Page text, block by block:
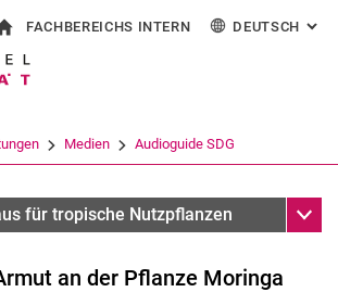
Springe direkt zu: Inhalt
Springe direkt zu: Suche
Springe direkt zu:
Suchen (öffnet externen Link in einem
FACHBEREICHS INTERN DEUTSCH :
Medien Audioguide SDG
für tropische Nutzpflanzen
an der Pflanze Moringa